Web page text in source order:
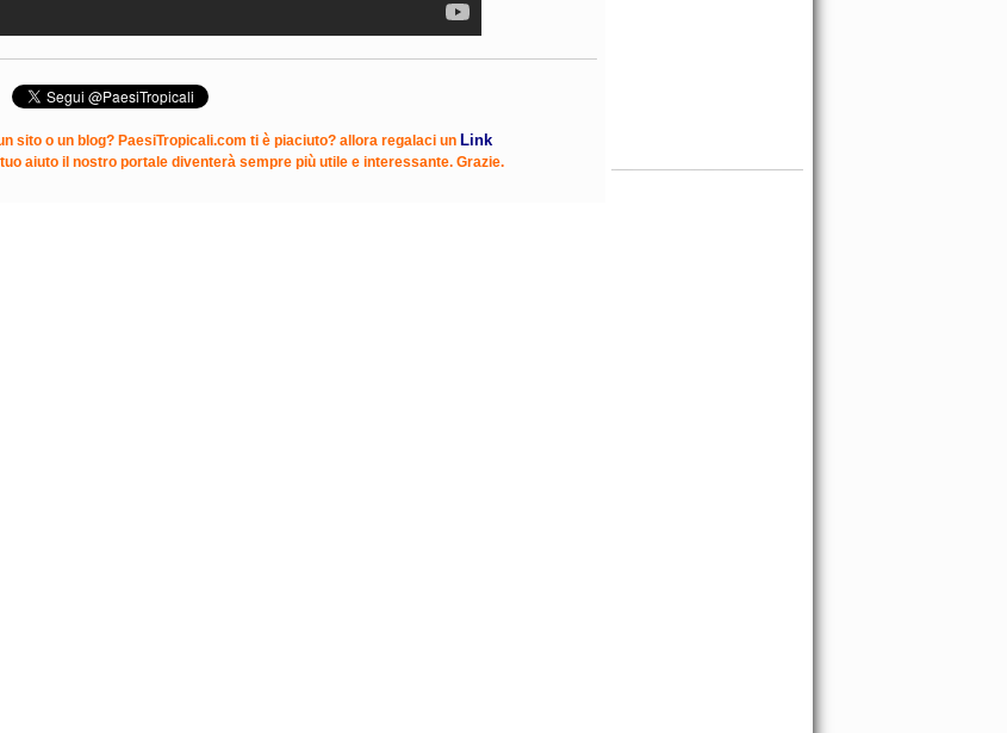
sito o un blog? PaesiTropicali.com ti è piaciuto? allora regalaci un Link
aiuto il nostro portale diventerà sempre più utile e interessante. Grazie.